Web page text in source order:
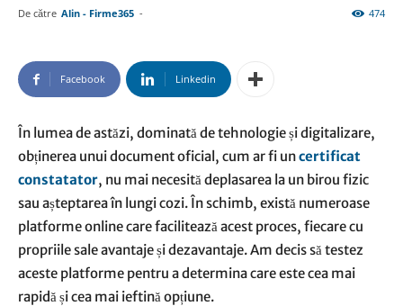
De către Alin - Firme365 - 474
Facebook Linkedin
În lumea de astăzi, dominată de tehnologie și digitalizare,
obținerea unui document oficial, cum ar fi uncertificat
constatator, nu mai necesită deplasarea la un birou fizic
sau așteptarea în lungi cozi. În schimb, există numeroase
platforme online care facilitează acest proces, fiecare cu
propriile sale avantaje și dezavantaje. Am decis să testez
aceste platforme pentru a determina care este cea mai
rapidă și cea mai ieftină opțiune.